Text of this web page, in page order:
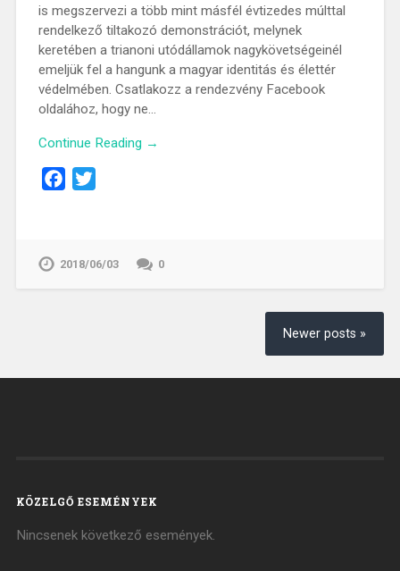
is megszervezi a több mint másfél évtizedes múlttal
rendelkező tiltakozó demonstrációt, melynek
keretében a trianoni utódállamok nagykövetségeinél
emeljük fel a hangunk a magyar identitás és élettér
védelmében. Csatlakozz a rendezvény Facebook
oldalához, hogy ne…
Continue Reading →
Facebook
2018/06/03 0
Newer posts »
KÖZELGŐ ESEMÉNYEK
Nincsenek következő események.